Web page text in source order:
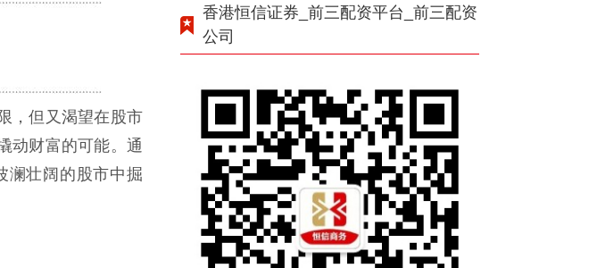
，但又渴望在股市
动财富的可能。通
澜壮阔的股市中掘
香港恒信证券_前三配资平台_前三配资
公司